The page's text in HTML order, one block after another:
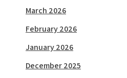
March 2026
February 2026
January 2026
December 2025